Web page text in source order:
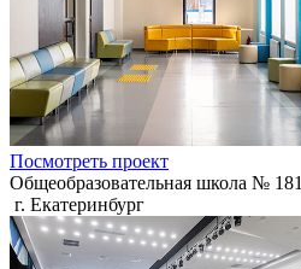
Посмотреть проект
Общеобразовательная школа № 181
г. Екатеринбург